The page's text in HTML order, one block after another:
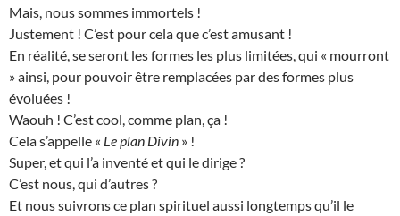
Mais, nous sommes immortels !
Justement ! C’est pour cela que c’est amusant !
En réalité, se seront les formes les plus limitées, qui « mourront
» ainsi, pour pouvoir être remplacées par des formes plus
évoluées !
Waouh ! C’est cool, comme plan, ça !
Cela s’appelle « Le plan Divin » !
Super, et qui l’a inventé et qui le dirige ?
C’est nous, qui d’autres ?
Et nous suivrons ce plan spirituel aussi longtemps qu’il le